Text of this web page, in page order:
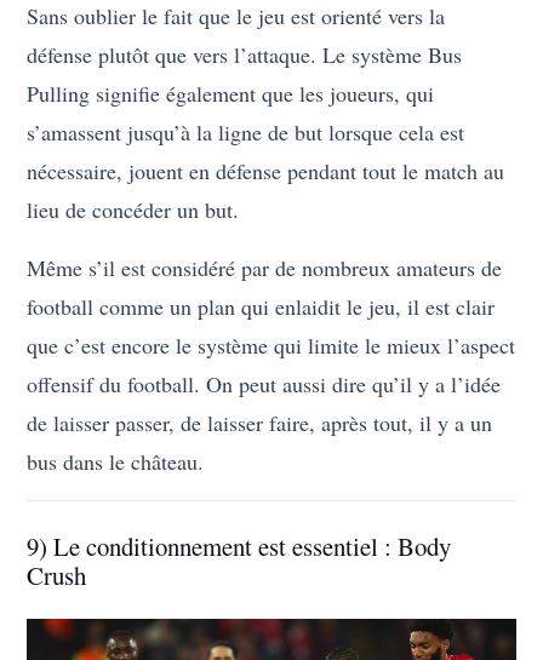
Sans oublier le fait que le jeu est orienté vers la
défense plutôt que vers l’attaque. Le système Bus
Pulling signifie également que les joueurs, qui
s’amassent jusqu’à la ligne de but lorsque cela est
nécessaire, jouent en défense pendant tout le match au
lieu de concéder un but.
Même s’il est considéré par de nombreux amateurs de
football comme un plan qui enlaidit le jeu, il est clair
que c’est encore le système qui limite le mieux l’aspect
offensif du football. On peut aussi dire qu’il y a l’idée
de laisser passer, de laisser faire, après tout, il y a un
bus dans le château.
9) Le conditionnement est essentiel : Body
Crush